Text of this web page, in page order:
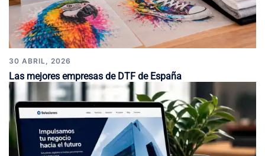
30 ABRIL, 2026
Las mejores empresas de DTF de España